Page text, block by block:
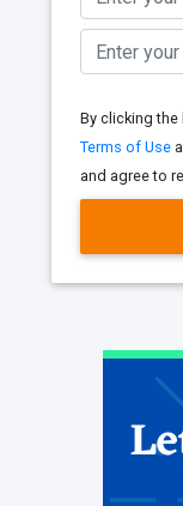
By clicking the
Terms of Use
and agree to